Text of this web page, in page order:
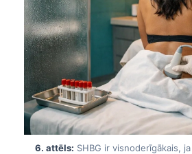
6. attēls: SHBG ir visnoderīgākais, اردو
मराठी
తెలుగు
தமிழ்
ગુજરાતી
ಕನ್ನಡ
മലയാളം